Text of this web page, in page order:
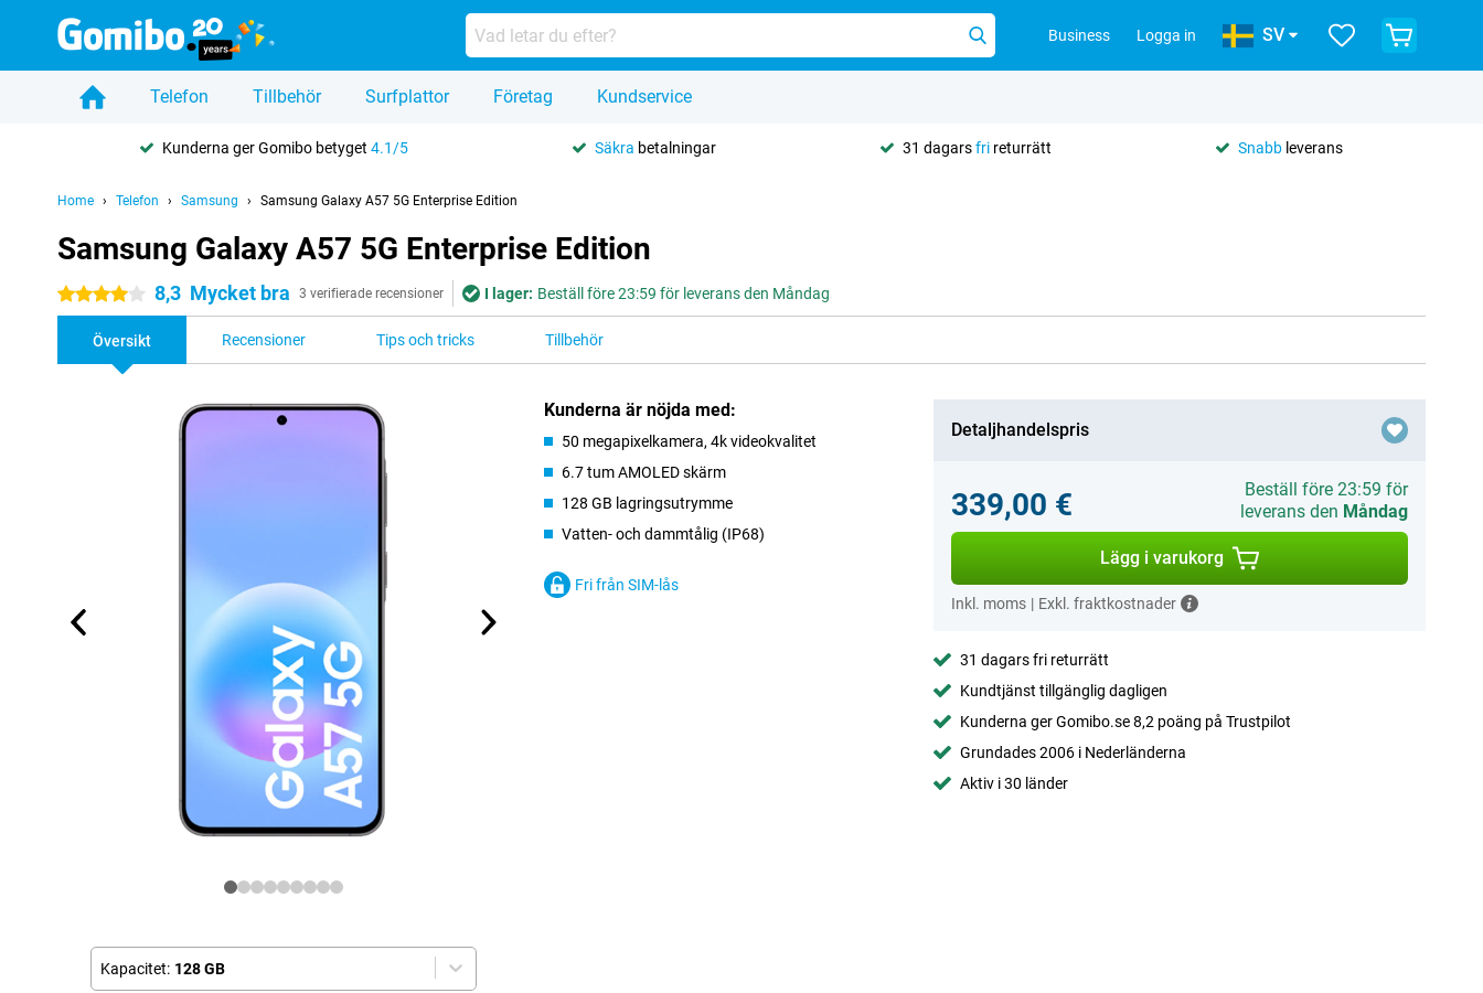
Business Logga in SV
Telefon Tillbehör Surfplattor Företag Kundservice
Kunderna ger Gomibo betyget 4.1/5 Säkra betalningar 31 dagarsfri returrätt Snabb leverans
Home Telefon Samsung Samsung Galaxy A57 5G Enterprise Edition
Samsung Galaxy A57 5G Enterprise Edition
4 stjärnor 8,3 Mycket bra 3 verifierade recensioner I lager: Beställ före 23:59 för leverans den Måndag
Översikt Recensioner Tips och tricks Tillbehör
Kapacitet: 128 GB
Kunderna är nöjda med:
50 megapixelkamera, 4k videokvalitet
6.7 tum AMOLED skärm
128 GB lagringsutrymme
Vatten- och dammtålig (IP68)
Fri från SIM-lås
Detaljhandelspris
339,00 €
Beställ före 23:59 för
leverans den Måndag
Lägg i varukorg
Inkl. moms | Exkl. fraktkostnader
31 dagars fri returrätt
Kundtjänst tillgänglig dagligen
Kunderna ger Gomibo.se 8,2 poäng på Trustpilot
Grundades 2006 i Nederländerna
Aktiv i 30 länder